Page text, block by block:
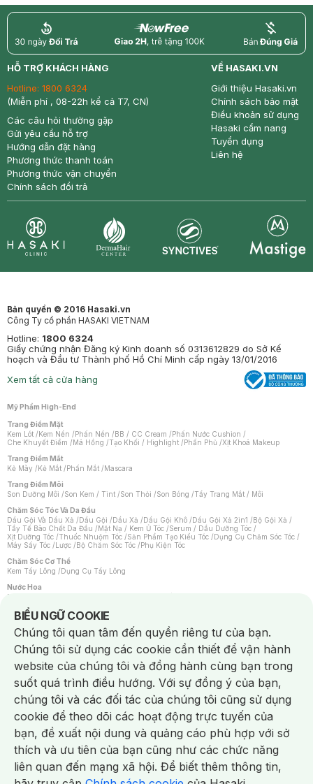
return nowfree price
HỖ TRỢ KHÁCH HÀNG
Hotline: 1800 6324
(Miễn phí , 08-22h kể cả T7, CN)
Các câu hỏi thường gặp
Gửi yêu cầu hỗ trợ
Hướng dẫn đặt hàng
Phương thức thanh toán
Phương thức vận chuyển
Chính sách đổi trả
VỀ HASAKI.VN
Giới thiệu Hasaki.vn
Chính sách bảo mật
Điều khoản sử dụng
Hasaki cẩm nang
Tuyển dụng
Liên hệ
Bản quyền © 2016 Hasaki.vn
Công Ty cổ phần HASAKI VIETNAM
Hotline: 1800 6324
Giấy chứng nhận Đăng ký Kinh doanh số 0313612829 do Sở Kế
hoạch và Đầu tư Thành phố Hồ Chí Minh cấp ngày 13/01/2016
Xem tất cả cửa hàng
Mỹ Phẩm High-End
Trang Điểm Mặt
Kem Lót /Kem Nền /Phấn Nền /BB / CC Cream /Phấn Nước Cushion /
Che Khuyết Điểm /Má Hồng /Tạo Khối / Highlight /Phấn Phủ /Xịt Khoá Makeup
Trang Điểm Mắt
Kẻ Mày /Kẻ Mắt /Phấn Mắt /Mascara
Trang Điểm Môi
Son Dưỡng Môi /Son Kem / Tint /Son Thỏi /Son Bóng /Tẩy Trang Mắt / Môi
Chăm Sóc Tóc Và Da Đầu
Dầu Gội Và Dầu Xả /Dầu Gội /Dầu Xả /Dầu Gội Khô /Dầu Gội Xả 2in1 /Bộ Gội Xả /
Tẩy Tế Bào Chết Da Đầu /Mặt Nạ / Kem Ủ Tóc /Serum / Dầu Dưỡng Tóc /
Xịt Dưỡng Tóc /Thuốc Nhuộm Tóc /Sản Phẩm Tạo Kiểu Tóc /Dụng Cụ Chăm Sóc Tóc /
Máy Sấy Tóc /Lược /Bộ Chăm Sóc Tóc /Phụ Kiện Tóc
Chăm Sóc Cơ Thể
Kem Tẩy Lông /Dụng Cụ Tẩy Lông
Nước Hoa
Nước Hoa Nữ
Chăm Sóc Cá Nhân
Chống Muỗi /Khẩu Trang /Máy Massage/Mặt Nạ Xông Hơi /Nước Rửa Tay/
Sản Phẩm Chăm Sóc Khác /Bàn Chải Đánh Răng /Bàn Chải Điện/
Hỗ Trợ Trắng Răng/Kem Đánh Răng /Máy Tăm Nước/ Nước Súc Miệng/
Tăm / Chỉ Nha Khoa/ Xịt Thơm Miệng / Dung Dịch Vệ Sinh/Dưỡng Vùng Kín/
Khăn Ướt Vệ Sinh Vùng Kín/Băng Vệ Sinh/Tampon/Bọt Cạo Râu /Dao Cạo Râu/
Máy Cạo Râu
Vấn Đề Về Da
Da Dầu / Lỗ Chân Lông To/ Da Khô / Mất Nước/ Da Lão Hóa/ Da Mụn/
Da Nhạy Cảm / Kích Ứng
Da Xỉn Màu Thâm / Nám / Tàn Nhang
Quầng Thâm & Bọng Mắt /Sẹo /Viêm Da Cơ Địa
Dụng Cụ / Phụ Kiện Chăm Sóc Da
Bông Tẩy Trang
Khăn Lau Mặt Khô Dụng Cụ / Máy Rửa Mặt Máy Chăm Sóc Da
Dụng Cụ Chăm Sóc Khác
BIỂU NGỮ COOKIE
Notice about cookies usage
Chúng tôi quan tâm đến quyền riêng tư của bạn.
Chúng tôi sử dụng các cookie cần thiết để vận hành
website của chúng tôi và đồng hành cùng bạn trong
suốt quá trình điều hướng. Với sự đồng ý của bạn,
chúng tôi và các đối tác của chúng tôi cũng sử dụng
cookie để theo dõi các hoạt động trực tuyến của
bạn, đề xuất nội dung và quảng cáo phù hợp với sở
thích và ưu tiên của bạn cũng như các chức năng
liên quan đến mạng xã hội. Để biết thêm thông tin,